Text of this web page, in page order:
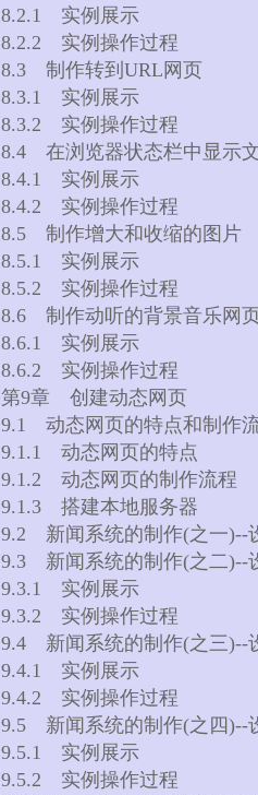
8.2.1 实例展示
8.2.2 实例操作过程
8.3 制作转到URL网页
8.3.1 实例展示
8.3.2 实例操作过程
8.4 在浏览器状态栏中显
8.4.1 实例展示
8.4.2 实例操作过程
8.5 制作增大和收缩的图
8.5.1 实例展示
8.5.2 实例操作过程
8.6 制作动听的背景音乐
8.6.1 实例展示
8.6.2 实例操作过程
第9章 创建动态网页
9.1 动态网页的特点和制
9.1.1 动态网页的特点
9.1.2 动态网页的制作流程
9.1.3 搭建本地服务器
9.2 新闻系统的制作(之一
9.3 新闻系统的制作(之二
9.3.1 实例展示
9.3.2 实例操作过程
9.4 新闻系统的制作(之三
9.4.1 实例展示
9.4.2 实例操作过程
9.5 新闻系统的制作(之四
9.5.1 实例展示
9.5.2 实例操作过程